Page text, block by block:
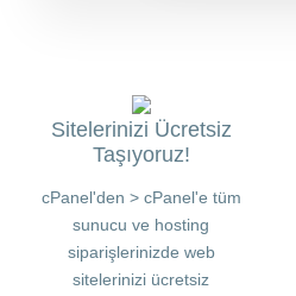
Sitelerinizi Ücretsiz
Taşıyoruz!
cPanel'den > cPanel'e tüm
sunucu ve hosting
siparişlerinizde web
sitelerinizi ücretsiz